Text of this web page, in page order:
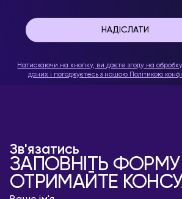
Натискаючи на кнопку, ви даєте згоду на
даних і погоджуєтесь з нашою Політикою
Зв'язатись
ЗАПОВНІТЬ ФОРМУ
ОТРИМАЙТЕ